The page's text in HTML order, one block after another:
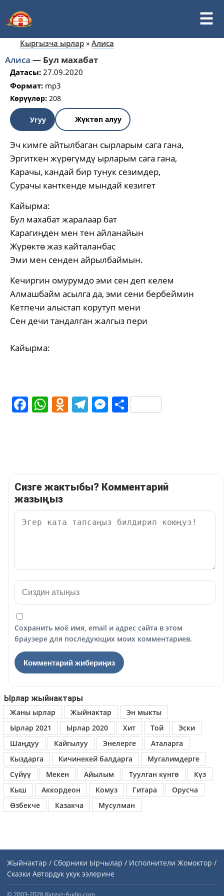
Кыргызча ырлар » Алиса
Алиса — Бул махабат
Датасы: 27.09.2020
Формат: mp3
Көрүүлөр: 208
Угуу Жүктөп алуу
Эч кимге айтылбаган сырларым сага гана,
Эргиткен жүрөгүмдү ырларым сага гана,
Карачы, кандай бир тунук сезимдер,
Сурачы канткенде мындай кезигет
Кайырма:
Бул махабат жаралаар бат
Карагиңден мен тен айланайын
Жүрөктө жаз кайталанбас
Эми мен сенден айрылбаймын.
Кечиргин омурумдо эми сен деп келем
Алмашбайм асылга да, эми сени бербеймин
Кетпечи алыстап корутуп мени
Сен дечи тандалган жалгыз пери
Кайырма:
Facebook
WhatsApp
Odnoklassniki
Telegram
Messenger
Share
Сизге жактыбы? Комментарий
жазыңыз
Сохранить моё имя, email и адрес сайта в этом
браузере для последующих моих комментариев.
Ырлар жыйнактары
Жаны ырлар
Жыйнактар
Эн мыкты
Ырлар 2021
Ырлар 2020 Хит Той
Эски
Шаңдуу
Кайгылуу Энелерге
Аталарга
Кыздарга
Кичинекей балдарга
Мугалимдерге
Сүйүү
Мекен Айылым Туулган күнгө
Күз
Кыш
Аккордеон Комуз Гитара
Орусча
Өзбекче
Казакча Мусулман
Жыйнактар / Сборники Ырчылар / Исполнители Жомоктор /
Сказки Автордук укук ээлерине
© 2003-2026 Kyrgyz-Audio.com